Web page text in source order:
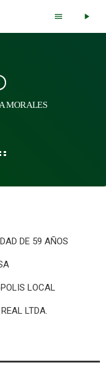
menu play_arrow
MORALES
DE 59 AÑOS
LOCAL
LTDA.